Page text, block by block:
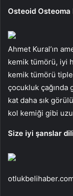
Osteoid Osteoma
Ahmet Kural’ın
kemik tümörü, iyi
kemik tümörü
çocukluk çağında
kat daha sık
kol kemiği gibi
Size iyi şanslar